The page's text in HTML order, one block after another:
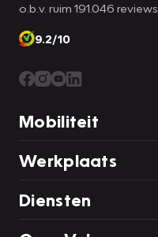
o.b.v. ruim 191.046 reviews
9.2/10
Mobiliteit
Werkplaats
Diensten